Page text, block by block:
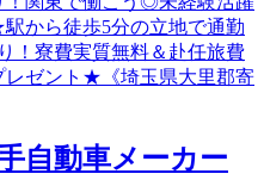
自動車メーカー